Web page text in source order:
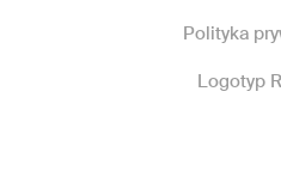
Polityka
Logotyp